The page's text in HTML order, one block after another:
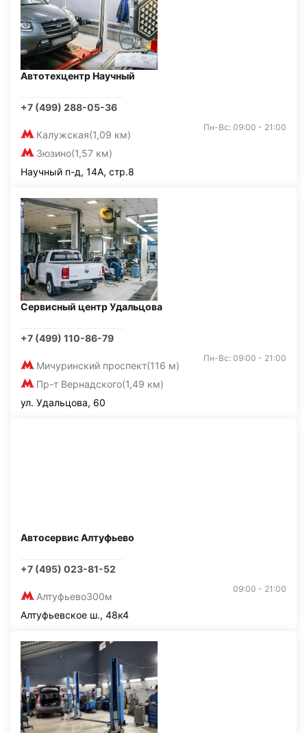
Автотехцентр Научный
+7 (499) 288-05-36
Калужская(1,09 км)
Зюзино(1,57 км)
Пн-Вс: 09:00 - 21:00
Научный п-д, 14А, стр.8
Сервисный центр Удальцова
+7 (499) 110-86-79
Мичуринский проспект(116 м)
Пр-т Вернадского(1,49 км)
Пн-Вс: 09:00 - 21:00
ул. Удальцова, 60
Автосервис Алтуфьево
+7 (495) 023-81-52
Алтуфьево300м
09:00 - 21:00
Алтуфьевское ш., 48к4